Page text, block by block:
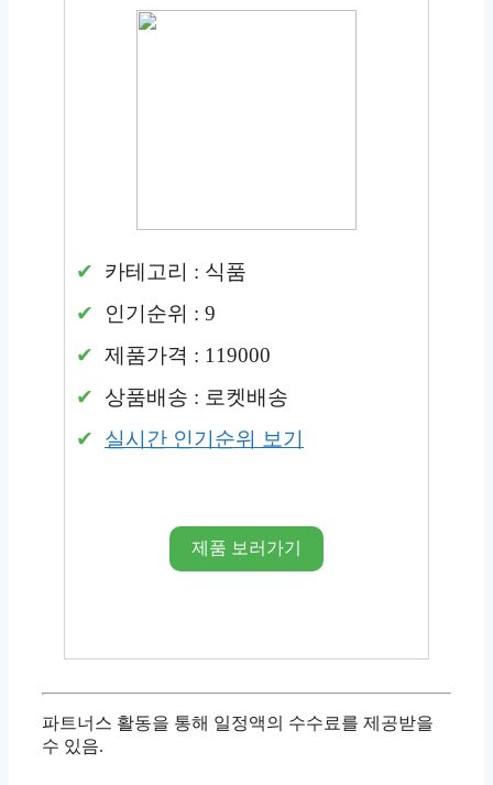
카테고리 : 식품
인기순위 : 9
제품가격 : 119000
상품배송 : 로켓배송
실시간 인기순위 보기
제품 보러가기
파트너스 활동을 통해 일정액의 수수료를 제공받을
수 있음.